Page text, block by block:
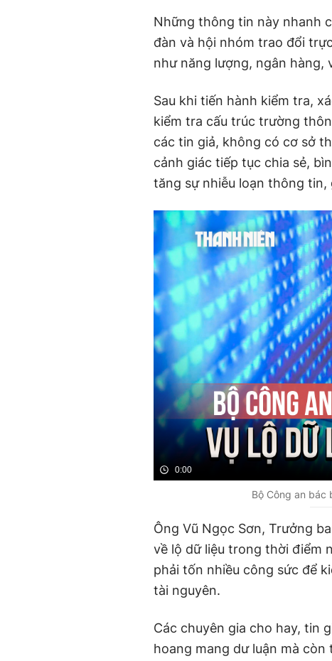
Những thông tin này nhanh
đàn và hội nhóm trao đổi
như năng lượng, ngân hàng,
Sau khi tiến hành kiểm tra,
kiểm tra cấu trúc trường
các tin giả, không có cơ sở
cảnh giác tiếp tục chia sẻ,
tăng sự nhiễu loạn thông
0:00
Bộ Công an bác
Ông Vũ Ngọc Sơn, Trưởng
về lộ dữ liệu trong thời điểm
phải tốn nhiều công sức để
tài nguyên.
Các chuyên gia cho hay, tin
hoang mang dư luận mà